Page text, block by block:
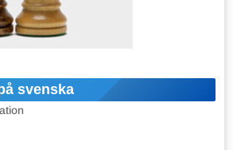
svenska